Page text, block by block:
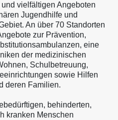
vielfältigen Angeboten
Jugendhilfe und
An über 70 Standorten
zur Prävention,
eine
der medizinischen
Schulbetreuung,
sowie Hilfen
deren Familien.
behinderten,
kranken Menschen